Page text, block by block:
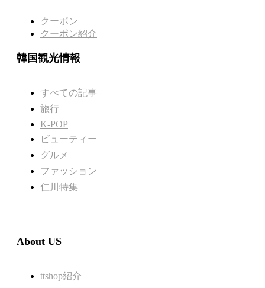
クーポン
クーポン紹介
韓国観光情報
すべての記事
旅行
K-POP
ビューティー
グルメ
ファッション
仁川特集
About US
ttshop紹介